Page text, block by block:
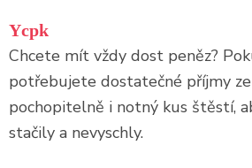
na
obsah
(stiskněte
Enter)
Ycpk
Chcete mít vždy dost peněz?
potřebujete dostatečné příjmy
pochopitelně i notný kus štěstí,
stačily a nevyschly.